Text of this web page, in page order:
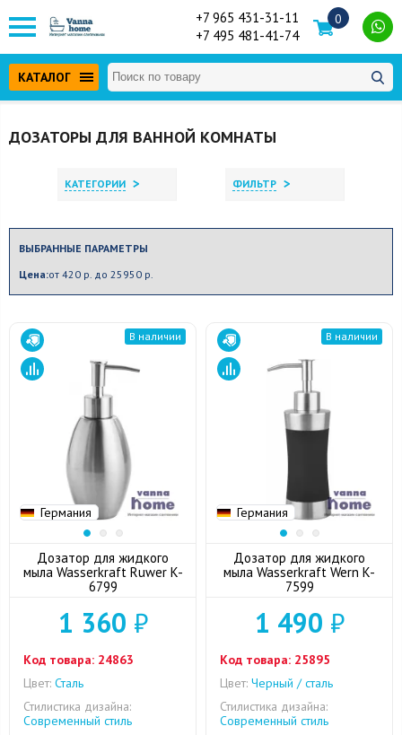
+7 965 431-31-11
+7 495 481-41-74
0
КАТАЛОГ
ДОЗАТОРЫ ДЛЯ ВАННОЙ КОМНАТЫ
КАТЕГОРИИ > ФИЛЬТР >
ВЫБРАННЫЕ ПАРАМЕТРЫ
Цена:от 420 р. до 25950 р.
Германия
В наличии
Дозатор для жидкого
мыла Wasserkraft Ruwer K-
6799
1 360 ₽
Код товара: 24863
Цвет: Сталь
Стилистика дизайна:
Современный стиль
Германия
В наличии
Дозатор для жидкого
мыла Wasserkraft Wern K-
7599
1 490 ₽
Код товара: 25895
Цвет: Черный / сталь
Стилистика дизайна:
Современный стиль